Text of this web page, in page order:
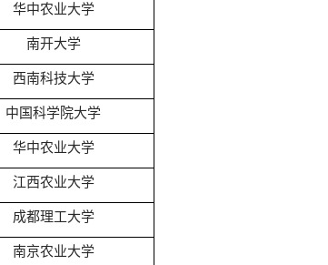
华中农业大学
南开大学
西南科技大学
中国科学院大学
华中农业大学
江西农业大学
成都理工大学
南京农业大学